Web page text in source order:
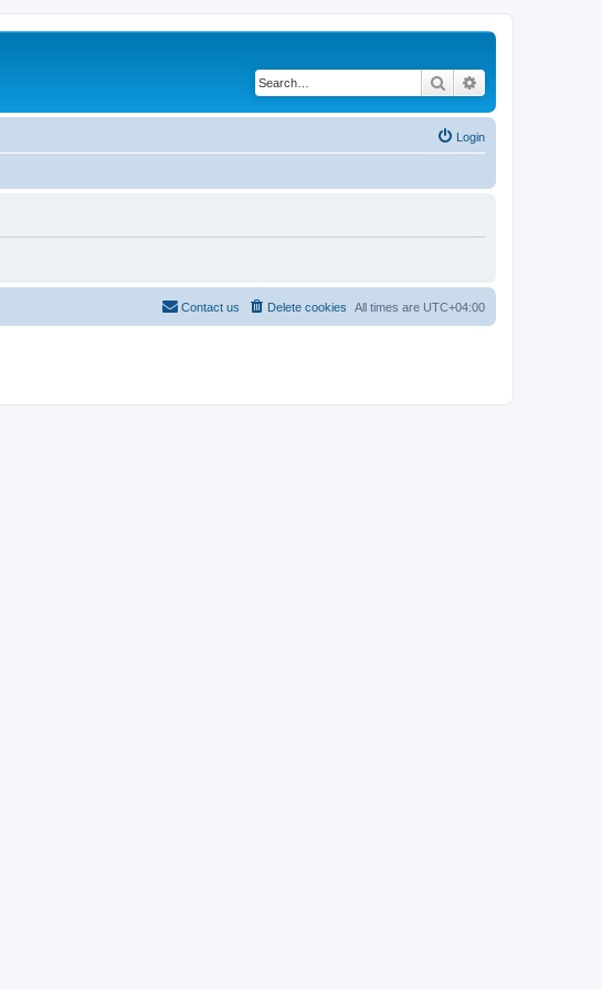
Search
Login
All times are UTC+04:00
Delete cookies
Contact us